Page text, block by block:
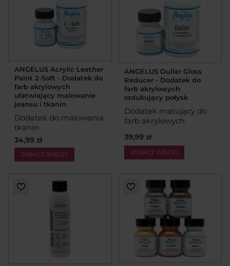
ANGELUS Acrylic Leather
Paint 2-Soft - Dodatek do
farb akrylowych
ułatwiający malowanie
jeansu i tkanin
Dodatek do malowania
tkanin
34,99 zł
ZOBACZ WIĘCEJ
ANGELUS Duller Gloss
Reducer - Dodatek do
farb akrylowych
redukujący połysk
Dodatek matujący do
farb akrylowych
39,99 zł
ZOBACZ WIĘCEJ